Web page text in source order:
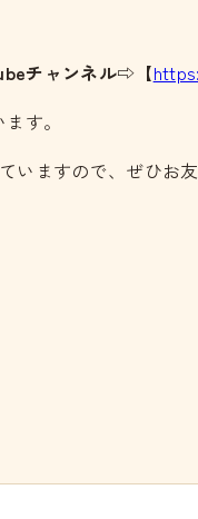
チャンネル⇨【
す。
いますので、ぜひお